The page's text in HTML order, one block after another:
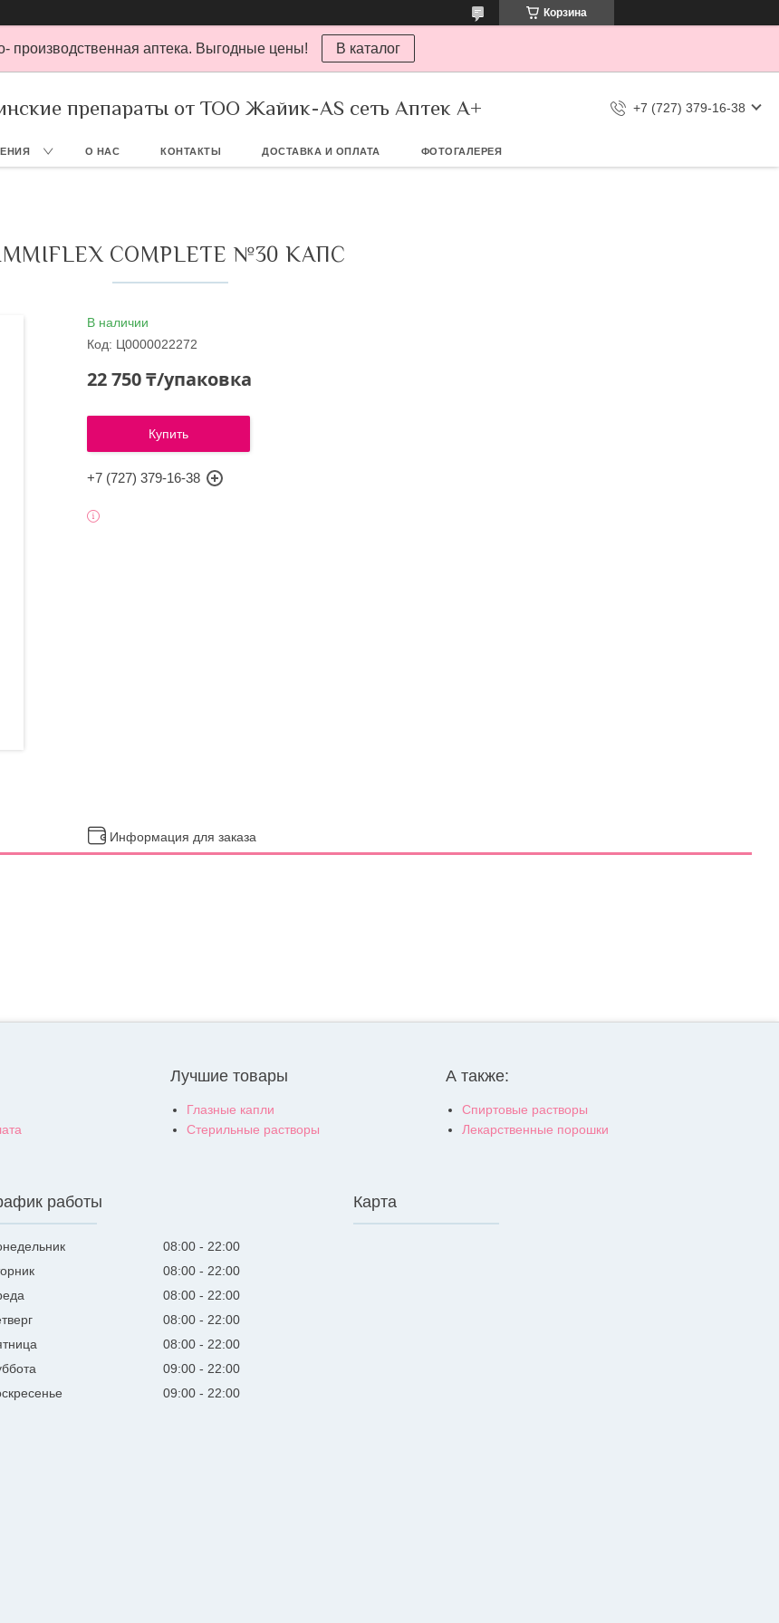
Корзина
производственная аптека. Выгодные цены! В каталог
препараты от ТОО Жайик-AS сеть Аптек А+ +7 (727) 379-16-38
О НАС КОНТАКТЫ ДОСТАВКА И ОПЛАТА ФОТОГАЛЕРЕЯ
COMPLETE №30 КАПС
В наличии
Код: Ц0000022272
22 750 ₸/упаковка
Купить
+7 (727) 379-16-38
Информация для заказа
Лучшие товары
Глазные капли
Стерильные растворы
А также:
Спиртовые растворы
Лекарственные порошки
работы
08:00
22:00
08:00
22:00
08:00
22:00
08:00
22:00
08:00
22:00
09:00
22:00
09:00 22:00
Карта